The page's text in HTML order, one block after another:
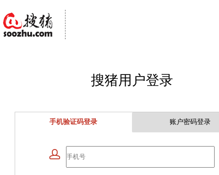
搜猪用户登录
手机验证码登录 账户密码登录
